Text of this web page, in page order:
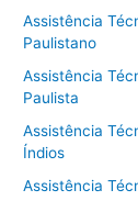
Assistência
Paulistano
Assistência
Paulista
Assistência
Índios
Assistência